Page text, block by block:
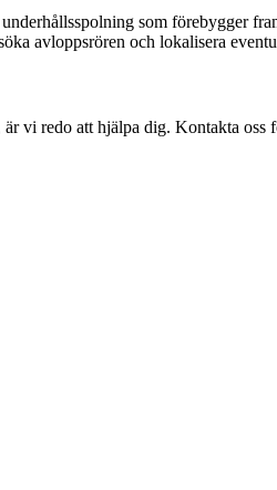
som förebygger
avloppsrören och lokalisera
vi redo att hjälpa dig. Kontakta